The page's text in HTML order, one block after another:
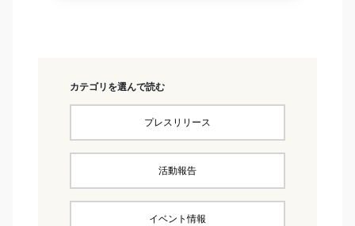
カテゴリを選んで読む
プレスリリース
活動報告
イベント情報